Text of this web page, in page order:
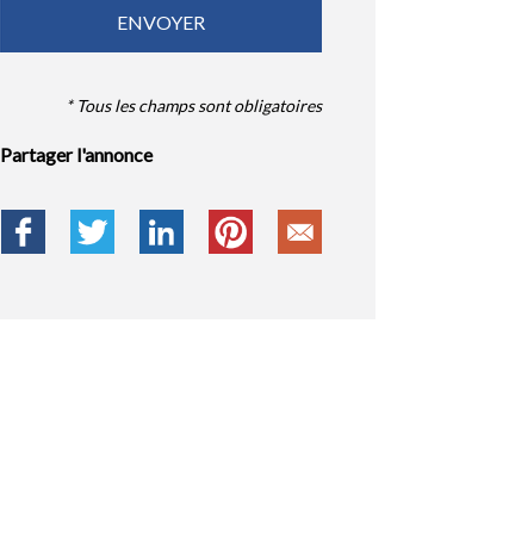
* Tous les champs sont obligatoires
Partager l'annonce